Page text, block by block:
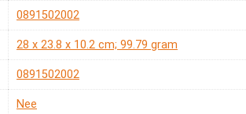
‎0891502002
‎28 x 23.8 x 10.2 cm; 99.79 gram
‎0891502002
‎Nee